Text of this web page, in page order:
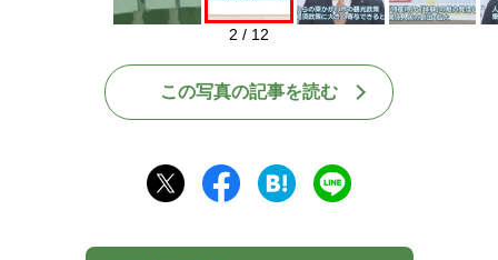
2 / 12
この写真の記事を読む